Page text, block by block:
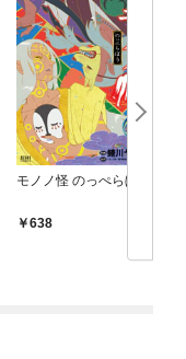
モノノ怪 のっぺらぼう
638